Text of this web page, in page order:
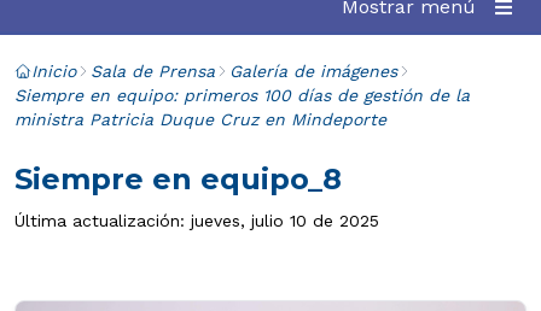
Mostrar menú
Inicio Sala de Prensa
Galería de imágenes
Siempre en equipo: primeros 100 días de gestión de la
ministra Patricia Duque Cruz en Mindeporte
Siempre en equipo_8
Última actualización: jueves, julio 10 de 2025